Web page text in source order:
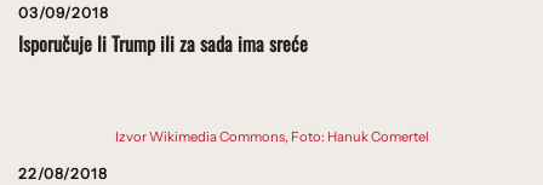
03/09/2018
Isporučuje li Trump ili za sada ima sreće
Izvor Wikimedia Commons, Foto: Hanuk Comertel
22/08/2018